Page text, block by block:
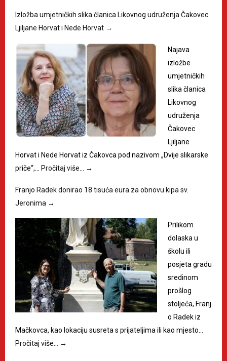
Izložba umjetničkih slika članica Likovnog udruženja Čakovec
Ljiljane Horvat i Nede Horvat →
Najava
izložbe
umjetničkih
slika članica
Likovnog
udruženja
Čakovec
Ljiljane
Horvat i Nede Horvat iz Čakovca pod nazivom „Dvije slikarske
priče“,…
Pročitaj više… →
Franjo Radek donirao 18 tisuća eura za obnovu kipa sv.
Jeronima →
Prilikom
dolaska u
školu ili
posjeta gradu
sredinom
prošlog
stoljeća, Franj
o Radek iz
Mačkovca, kao lokaciju susreta s prijateljima ili kao mjesto…
Pročitaj više…
→